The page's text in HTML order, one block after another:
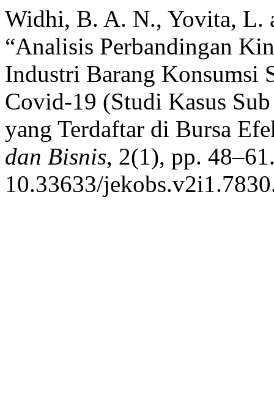
Widhi, B. A. N., Yovita, L.
“Analisis Perbandingan
Industri Barang Konsumsi
Covid-19 (Studi Kasus
yang Terdaftar di Bursa
dan Bisnis, 2(1), pp.
10.33633/